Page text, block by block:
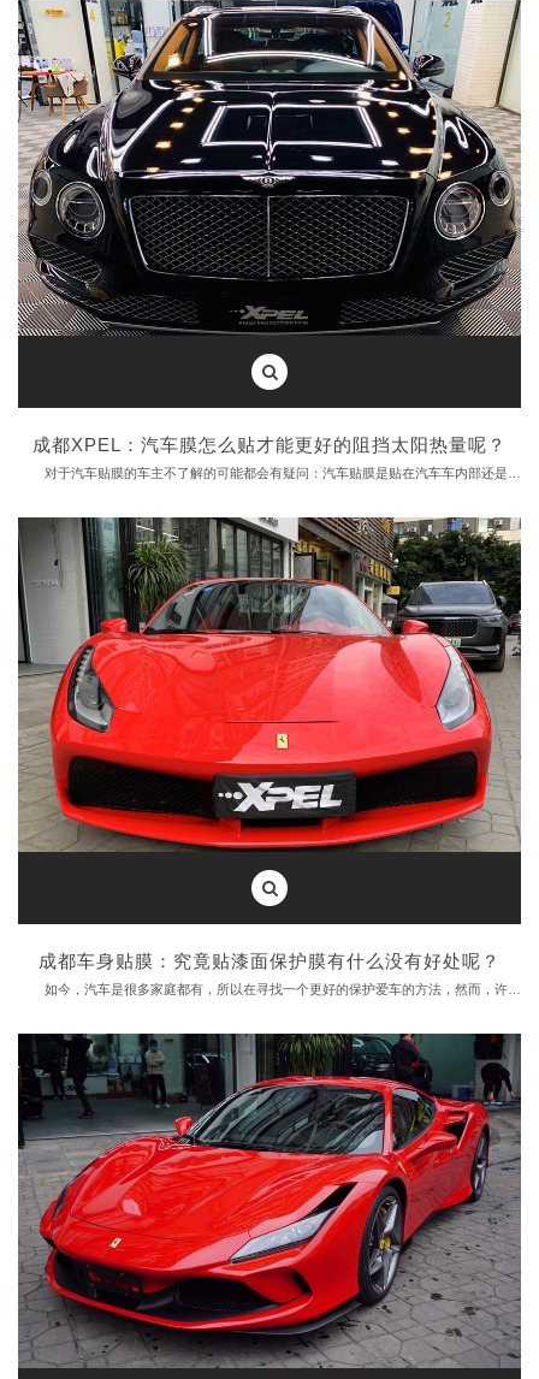
专业的汽车贴膜店必备的条件：
1、良好的施工环境
2、专业的施工设备
专业的汽车贴膜店设备齐全，选材考究，包括用什么颜色的光，贴膜时候光线的亮度，在什么温度下施工最好，应保持什么样的湿度范围，什么时候用弱水，什么地方用微水，而这些精确的数据，需要专业设备的参与，比如：①医用级别的照明系统;②先进喷淋降尘设备;③恒温空调等。
3、贴膜专用施工工具
工欲善其事，必先利其器。专业的施工工具能在一定程度上提高施工的便捷性，汽车贴膜常用的工具包括：刮板、手工刀、吹风机、洗膜液、安装液等，确保施工时的稳定，不会伤害到每一辆爱车。
4、优秀的技术团队
人们都说：”三分膜，七分贴“可见经验丰富的贴膜技师多么重要，有经验的贴膜团队是保证贴膜质量的前提，而且不一样的车型施工难度不同，培训出来的仅贴过几台车的技师跟有着大量车型施工经验的贴膜技师是不可同日而语的。
成都XPEL：汽车膜怎么贴才能更好的阻挡太阳热量呢？
随着汽车膜需求的增加，其市场也越来越大，各大商家都想来分一杯羹，也导致了假货的泛滥。
如果有人告诉你：“汽车贴膜贴在车外”或“汽车贴膜要贴两层”，这两种不同说法都是不正确的，要么是不懂行，要么就是就是在忽悠你。
如果了解不够，要找一个靠谱的品牌，找专业的店家，不要想捡便宜。使用假冒伪劣产品，不仅起不到保护作用，还会危害车内人员的健康，影响出行。
劣质的汽车贴膜容易起泡，影响爱车的美观，也会使视线模糊，产生视觉疲劳，甚至使车内人员感到头晕恶心，降低行车安全。
如何选择一个大品牌？看看他的名声，看看他的实力。首先，必须有优质产品的保护，高质量的产品是一个品牌，手册。
其次，要看到客户的信任，看到用户体验是否好，成都XPEL可以把成千上万的客户服务好的品牌不会坏。
成都车身贴膜：究竟贴漆面保护膜有什么没有好处呢？
现在车已经成为家庭的必备品，车有使用年限，我们有钱也不会天天换新车，所以对于大家可以选择贴漆面保护膜，究竟贴漆面保护膜有什么没有好处呢？
隐形车衣是具有强的韧性，一般的小刮小擦都不会直接伤害到它，而且他还会进行自动修复。开车在路上遇到发生追尾，刮擦的情况，爱车的人都知道，忧愁的是车留下了刮痕，颜值下降。这些漆面保护膜可以为你解决。
其次，爱美之心，贴隐形车衣能将漆面的亮度提高30%以上，打蜡、镀晶、等都不再需要。
虽然说漆面保护膜相比镀晶等价格较高，但是好处同时也是相当明显的。成都车身贴膜